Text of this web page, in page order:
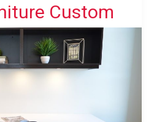
Custom